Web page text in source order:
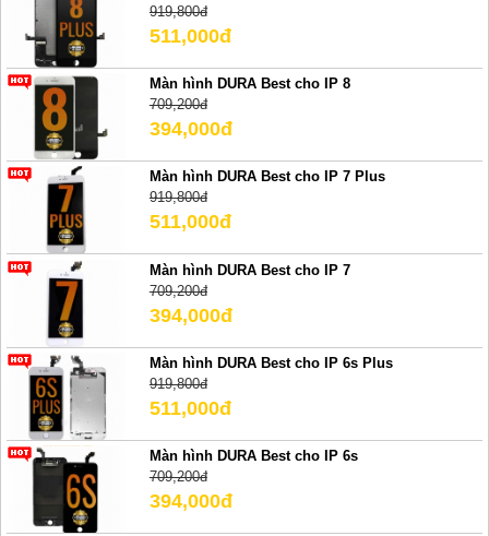
919,800đ
511,000đ
Màn hình DURA Best cho IP 8
709,200đ
394,000đ
Màn hình DURA Best cho IP 7 Plus
919,800đ
511,000đ
Màn hình DURA Best cho IP 7
709,200đ
394,000đ
Màn hình DURA Best cho IP 6s Plus
919,800đ
511,000đ
Màn hình DURA Best cho IP 6s
709,200đ
394,000đ